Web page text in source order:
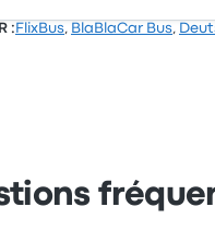
: FlixBus, BlaBlaCar Bus,